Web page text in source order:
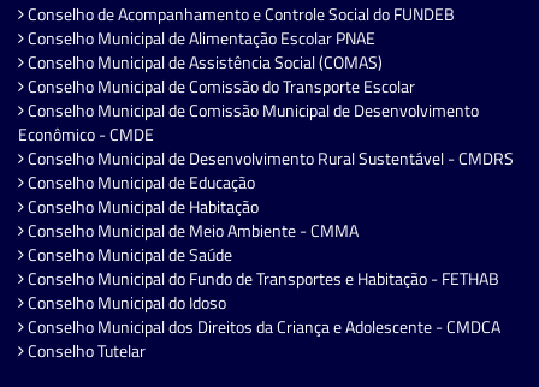
Conselho de Acompanhamento e Controle Social do FUNDEB
Conselho Municipal de Alimentação Escolar PNAE
Conselho Municipal de Assistência Social (COMAS)
Conselho Municipal de Comissão do Transporte Escolar
Conselho Municipal de Comissão Municipal de Desenvolvimento
Econômico - CMDE
Conselho Municipal de Desenvolvimento Rural Sustentável - CMDRS
Conselho Municipal de Educação
Conselho Municipal de Habitação
Conselho Municipal de Meio Ambiente - CMMA
Conselho Municipal de Saúde
Conselho Municipal do Fundo de Transportes e Habitação - FETHAB
Conselho Municipal do Idoso
Conselho Municipal dos Direitos da Criança e Adolescente - CMDCA
Conselho Tutelar